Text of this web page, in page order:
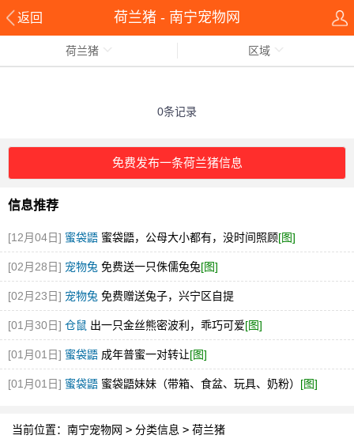
返回 荷兰猪 - 南宁宠物网
荷兰猪 区域
0条记录
免费发布一条荷兰猪信息
信息推荐
[12月04日] 蜜袋鼯 蜜袋鼯，公母大小都有，没时间照顾[图]
[02月28日] 宠物兔 免费送一只侏儒兔兔[图]
[02月23日] 宠物兔 免费赠送兔子，兴宁区自提
[01月30日] 仓鼠 出一只金丝熊密波利，乖巧可爱[图]
[01月01日] 蜜袋鼯 成年普蜜一对转让[图]
[01月01日] 蜜袋鼯 蜜袋鼯妹妹（带箱、食盆、玩具、奶粉） [图]
当前位置： 南宁宠物网 > 分类信息 > 荷兰猪